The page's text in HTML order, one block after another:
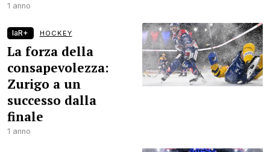
1 anno
laR+ HOCKEY
La forza della
consapevolezza:
Zurigo a un
successo dalla
finale
1 anno